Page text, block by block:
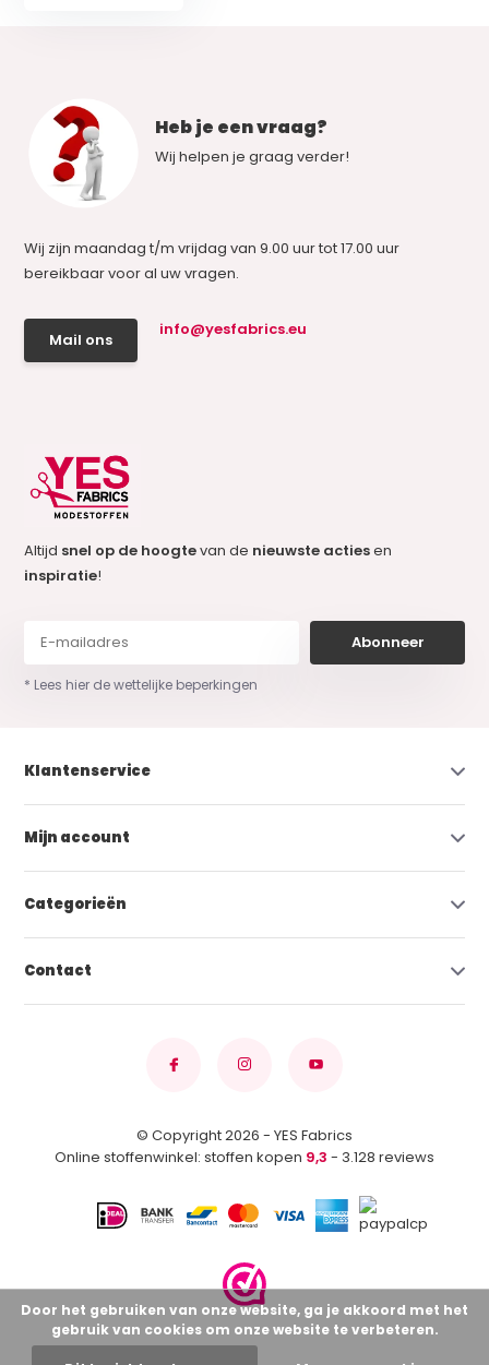
Heb je een vraag?
Wij helpen je graag verder!
Wij zijn maandag t/m vrijdag van 9.00 uur tot 17.00 uur
bereikbaar voor al uw vragen.
Mail ons
info@yesfabrics.eu
Altijd snel op de hoogtevan de nieuwste actiesen
inspiratie!
Abonneer
* Lees hier de wettelijke beperkingen
Klantenservice
Mijn account
Categorieën
Contact
© Copyright 2026 - YES Fabrics
Online stoffenwinkel: stoffen kopen 9,3 - 3.128 reviews
Door het gebruiken van onze website, ga je akkoord met het
gebruik van cookies om onze website te verbeteren.